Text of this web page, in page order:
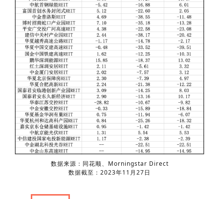
数据来源：同花顺、Morningstar Direct
数据截至：2023年11月27日